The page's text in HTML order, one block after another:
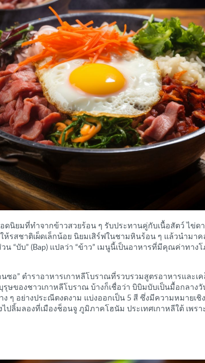
ดนิยมที่ทำจากข้าวสวยร้อน ๆ รับประทานคู่กับเนื้อสัตว์ ไข่
รสชาติเผ็ดเล็กน้อย นิยมเสิร์ฟในชามหินร้อน ๆ แล้วนำมา
น “บับ” (Bap) แปลว่า “ข้าว” เมนูนี้เป็นอาหารที่มีคุณค่าท
อ” ตำราอาหารเกาหลีโบราณที่รวบรวมสูตรอาหารและ
ษของชาวเกาหลีโบราณ บ้างก็เชื่อว่า บิบิมบับเป็นมื้อกลาง
ๆ อย่างประณีตงดงาม แบ่งออกเป็น 5 สี ซึ่งมีความหมาย
ลิ้มลองที่เมืองช็อนจู ภูมิภาคโฮนัม ประเทศเกาหลีใต้ เพร